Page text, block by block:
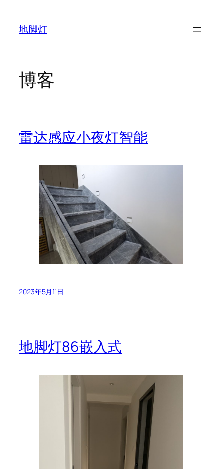
地脚灯
博客
雷达感应小夜灯智能
2023年5月11日
地脚灯86嵌入式